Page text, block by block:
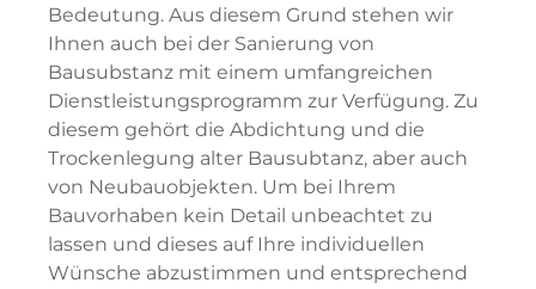
Bedeutung. Aus diesem Grund stehen wir
Ihnen auch bei der Sanierung von
Bausubstanz mit einem umfangreichen
Dienstleistungsprogramm zur Verfügung. Zu
diesem gehört die Abdichtung und die
Trockenlegung alter Bausubtanz, aber auch
von Neubauobjekten. Um bei Ihrem
Bauvorhaben kein Detail unbeachtet zu
lassen und dieses auf Ihre individuellen
Wünsche abzustimmen und entsprechend